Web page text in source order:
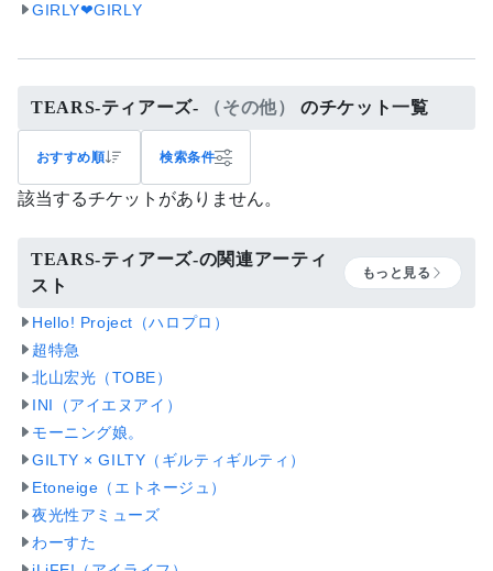
GIRLY❤︎GIRLY
TEARS-ティアーズ- （その他） のチケット一覧
おすすめ順 検索条件
該当するチケットがありません。
TEARS-ティアーズ-の関連アーティ
スト
もっと見る
Hello! Project（ハロプロ）
超特急
北山宏光（TOBE）
INI（アイエヌアイ）
モーニング娘。
GILTY × GILTY（ギルティギルティ）
Etoneige（エトネージュ）
夜光性アミューズ
わーすた